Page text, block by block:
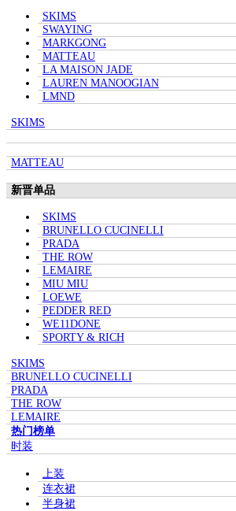
SKIMS
SWAYING
MARKGONG
MATTEAU
LA MAISON JADE
LAUREN MANOOGIAN
LMND
SKIMS
MATTEAU
新晋单品
SKIMS
BRUNELLO CUCINELLI
PRADA
THE ROW
LEMAIRE
MIU MIU
LOEWE
PEDDER RED
WE11DONE
SPORTY & RICH
SKIMS
BRUNELLO CUCINELLI
PRADA
THE ROW
LEMAIRE
热门榜单
时装
上装
连衣裙
半身裙